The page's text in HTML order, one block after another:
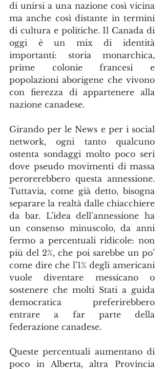
di unirsi a una nazione così vicina
ma anche così distante in termini
di cultura e politiche. Il Canada di
oggi è un mix di identità
importanti: storia monarchica,
prime colonie francesi e
popolazioni aborigene che vivono
con fierezza di appartenere alla
nazione canadese.
Girando per le News e per i social
network, ogni tanto qualcuno
ostenta sondaggi molto poco seri
dove pseudo movimenti di massa
perorerebbero questa annessione.
Tuttavia, come già detto, bisogna
separare la realtà dalle chiacchiere
da bar. L’idea dell’annessione ha
un consenso minuscolo, da anni
fermo a percentuali ridicole: non
più del 2%, che poi sarebbe un po’
come dire che l’1% degli americani
vuole diventare messicano o
sostenere che molti Stati a guida
democratica preferirebbero
entrare a far parte della
federazione canadese.
Queste percentuali aumentano di
poco in Alberta, altra Provincia